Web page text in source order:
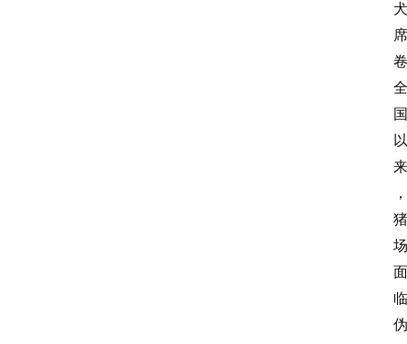
犬
席
卷
全
国
以
来
，
猪
场
面
临
伪